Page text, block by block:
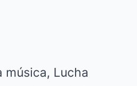
música, Lucha